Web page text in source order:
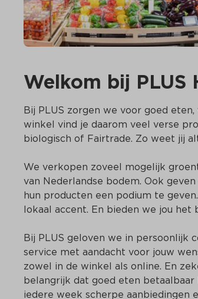
Welkom bij PLUS
Bij PLUS zorgen we voor goed
winkel vind je daarom veel verse
biologisch of Fairtrade. Zo weet jij
We verkopen zoveel mogelijk
van Nederlandse bodem. Ook
hun producten een podium te
lokaal accent. En bieden we jou het
Bij PLUS geloven we in persoonlijk
service met aandacht voor jouw
zowel in de winkel als online. En
belangrijk dat goed eten
iedere week scherpe aanbiedingen